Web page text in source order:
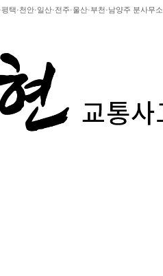
택·천안·일산·전주·울산·부천·남양주 분사무소